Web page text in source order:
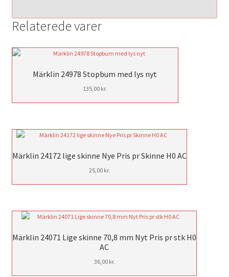
Relaterede varer
Märklin 24978 Stopbum med lys nyt
135,00 kr.
Märklin 24172 lige skinne Nye Pris pr Skinne H0 AC
25,00 kr.
Märklin 24071 Lige skinne 70,8 mm Nyt Pris pr stk H0
AC
36,00 kr.